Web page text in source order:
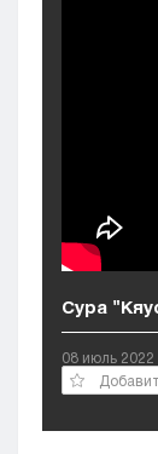
Уральск
Усть-
Сура
08 июль 2022